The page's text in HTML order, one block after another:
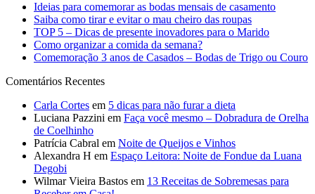
Ideias para comemorar as bodas mensais de casamento
Saiba como tirar e evitar o mau cheiro das roupas
TOP 5 – Dicas de presente inovadores para o Marido
Como organizar a comida da semana?
Comemoração 3 anos de Casados – Bodas de Trigo ou Couro
Comentários Recentes
Carla Cortes em 5 dicas para não furar a dieta
Luciana Pazzini em Faça você mesmo – Dobradura de Orelha
de Coelhinho
Patrícia Cabral em Noite de Queijos e Vinhos
Alexandra H em Espaço Leitora: Noite de Fondue da Luana
Degobi
Wilmar Vieira Bastos em 13 Receitas de Sobremesas para